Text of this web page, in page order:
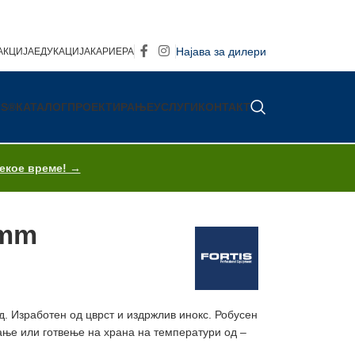
ЕДУКАЦИЈАКАРИЕРА Најава за дилери
КАТАЛОГПРОЕКТИРАЊЕУСЛУГИКОНТАКТ
време! →
Изработен од цврст и издржлив инокс. Робусен
или готвење на храна на температури од –